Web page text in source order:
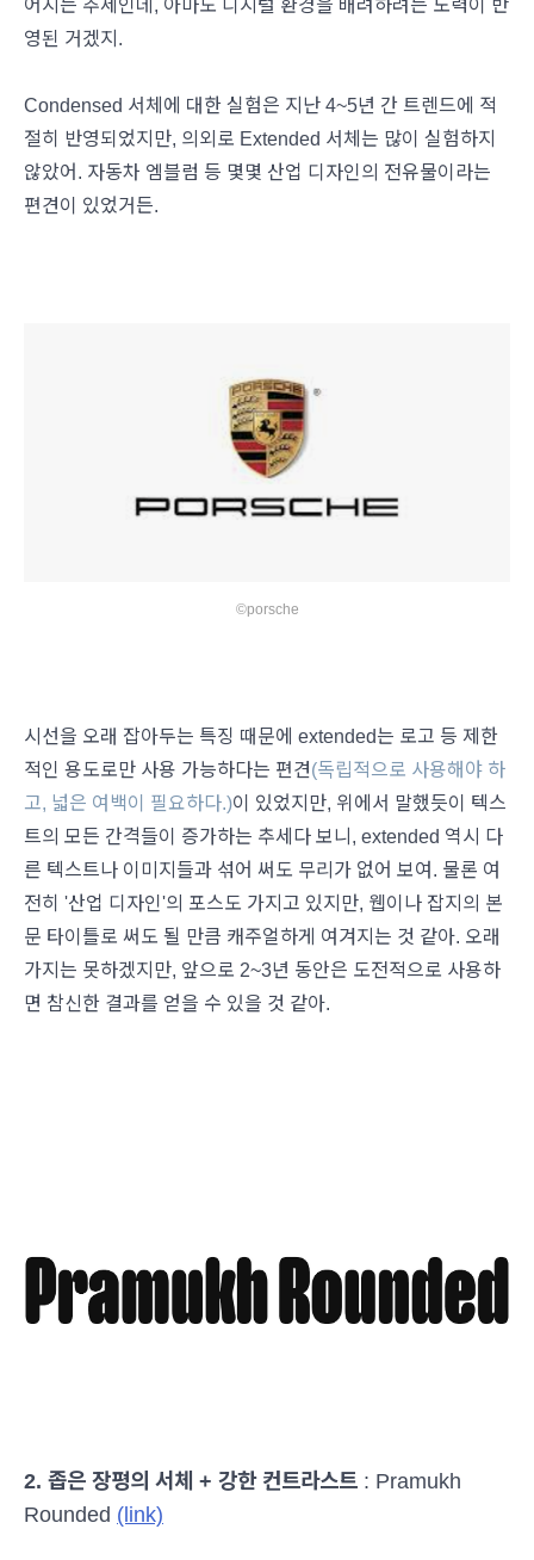
어지는 추세인데, 아마도 디지털 환경을 배려하려는 노력이 반
영된 거겠지.
Condensed 서체에 대한 실험은 지난 4~5년 간 트렌드에 적
절히 반영되었지만, 의외로 Extended 서체는 많이 실험하지
않았어. 자동차 엠블럼 등 몇몇 산업 디자인의 전유물이라는
편견이 있었거든.
©porsche
시선을 오래 잡아두는 특징 때문에 extended는 로고 등 제한
적인 용도로만 사용 가능하다는 편견(독립적으로 사용해야 하
고, 넓은 여백이 필요하다.)이 있었지만, 위에서 말했듯이 텍스
트의 모든 간격들이 증가하는 추세다 보니, extended 역시 다
른 텍스트나 이미지들과 섞어 써도 무리가 없어 보여. 물론 여
전히 '산업 디자인'의 포스도 가지고 있지만, 웹이나 잡지의 본
문 타이틀로 써도 될 만큼 캐주얼하게 여겨지는 것 같아. 오래
가지는 못하겠지만, 앞으로 2~3년 동안은 도전적으로 사용하
면 참신한 결과를 얻을 수 있을 것 같아.
2. 좁은 장평의 서체 + 강한 컨트라스트 : Pramukh
Rounded (link)